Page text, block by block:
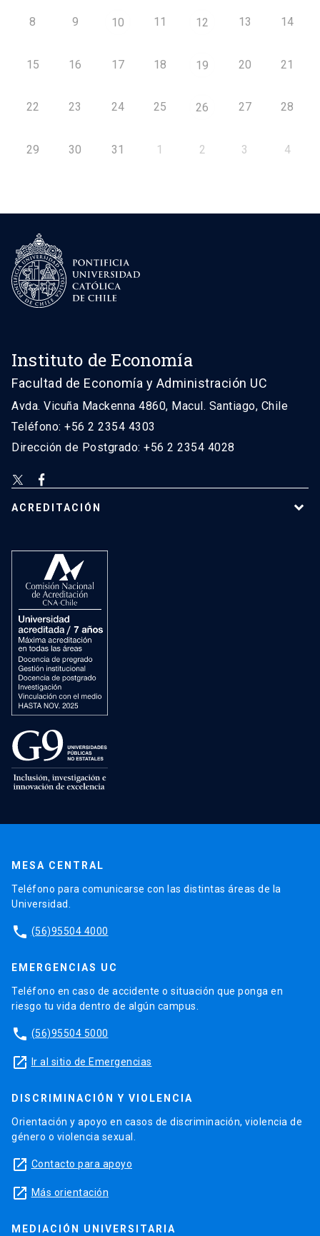
8 9 10 11 12 13 14
15 16 17 18 19 20 21
22 23 24 25 26 27 28
29 30 31 1 2 3 4
Instituto de Economía
Facultad de Economía y Administración UC
Avda. Vicuña Mackenna 4860, Macul. Santiago, Chile
Teléfono: +56 2 2354 4303
Dirección de Postgrado: +56 2 2354 4028
ACREDITACIÓN
MESA CENTRAL
Teléfono para comunicarse con las distintas áreas de la
Universidad.
phone (56)95504 4000
EMERGENCIAS UC
Teléfono en caso de accidente o situación que ponga en
riesgo tu vida dentro de algún campus.
phone (56)95504 5000
launch Ir al sitio de Emergencias
DISCRIMINACIÓN Y VIOLENCIA
Orientación y apoyo en casos de discriminación, violencia de
género o violencia sexual.
launch Contacto para apoyo
launch Más orientación
MEDIACIÓN UNIVERSITARIA